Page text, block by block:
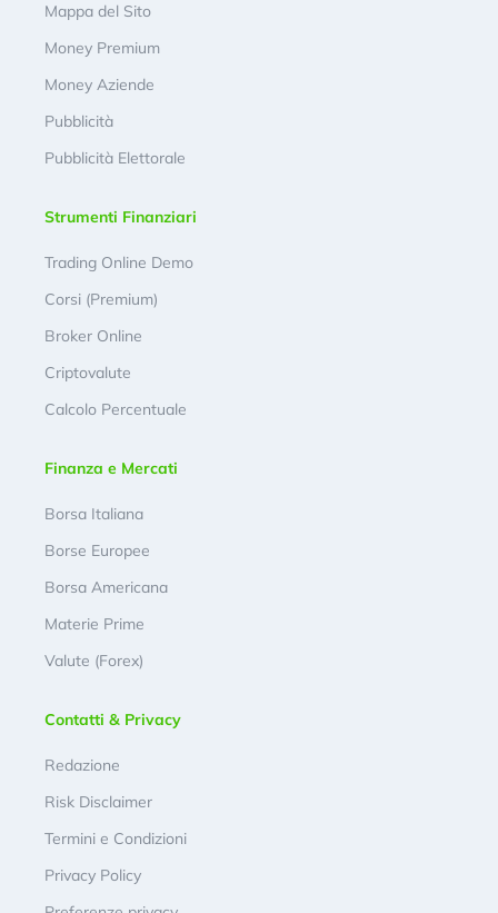
Mappa del Sito
Money Premium
Money Aziende
Pubblicità
Pubblicità Elettorale
Strumenti Finanziari
Trading Online Demo
Corsi (Premium)
Broker Online
Criptovalute
Calcolo Percentuale
Finanza e Mercati
Borsa Italiana
Borse Europee
Borsa Americana
Materie Prime
Valute (Forex)
Contatti & Privacy
Redazione
Risk Disclaimer
Termini e Condizioni
Privacy Policy